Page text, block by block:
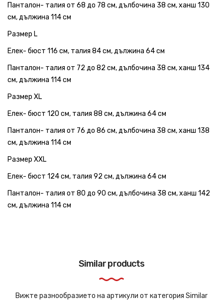
Панталон- талия от 68 до 78 см, дълбочина 38 см, ханш 130
см, дължина 114 см
Размер L
Елек- бюст 116 см, талия 84 см, дължина 64 см
Панталон- талия от 72 до 82 см, дълбочина 38 см, ханш 134
см, дължина 114 см
Размер XL
Елек- бюст 120 см, талия 88 см, дължина 64 см
Панталон- талия от 76 до 86 см, дълбочина 38 см, ханш 138
см, дължина 114 см
Размер XXL
Елек- бюст 124 см, талия 92 см, дължина 64 см
Панталон- талия от 80 до 90 см, дълбочина 38 см, ханш 142
см, дължина 114 см
Similar products
Вижте разнообразието на артикули от категория Similar